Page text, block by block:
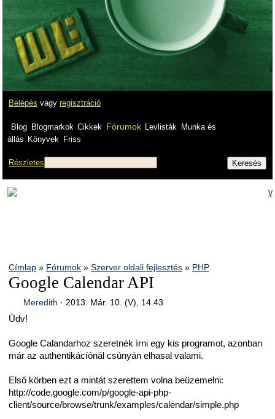
Belépés vagy regisztráció
Blog Blogmarkok Cikkek Fórumok Levlisták
Munka és
állás Könyvek Friss
Részletes
Címlap » Fórumok » Szerver oldali fejlesztés » PHP
Google Calendar API
Meredith · 2013. Már. 10. (V), 14.43
Üdv!
Google Calandarhoz szeretnék írni egy kis programot, azonban
már az authentikácíónál csúnyán elhasal valami.
Első körben ezt a mintát szerettem volna beüzemelni:
http://code.google.com/p/google-api-php-
client/source/browse/trunk/examples/calendar/simple.php